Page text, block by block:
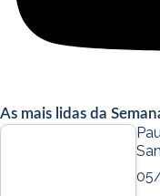
As mais lidas da